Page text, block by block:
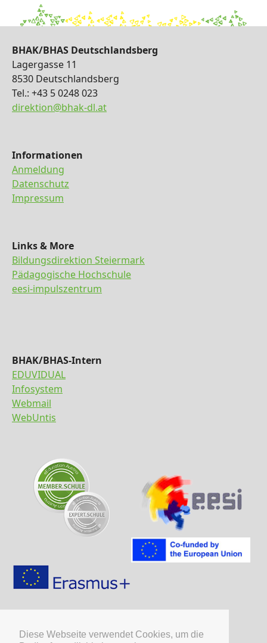
Diese Webseite verwendet Cookies, um die
BHAK/BHAS Deutschlandsberg
Lagergasse 11
8530 Deutschlandsberg
Tel.: +43 5 0248 023
direktion@bhak-dl.at
Informationen
Anmeldung
Datenschutz
Impressum
Links & More
Bildungsdirektion Steiermark
Pädagogische Hochschule
eesi-impulszentrum
BHAK/BHAS-Intern
EDUVIDUAL
Infosystem
Webmail
WebUntis